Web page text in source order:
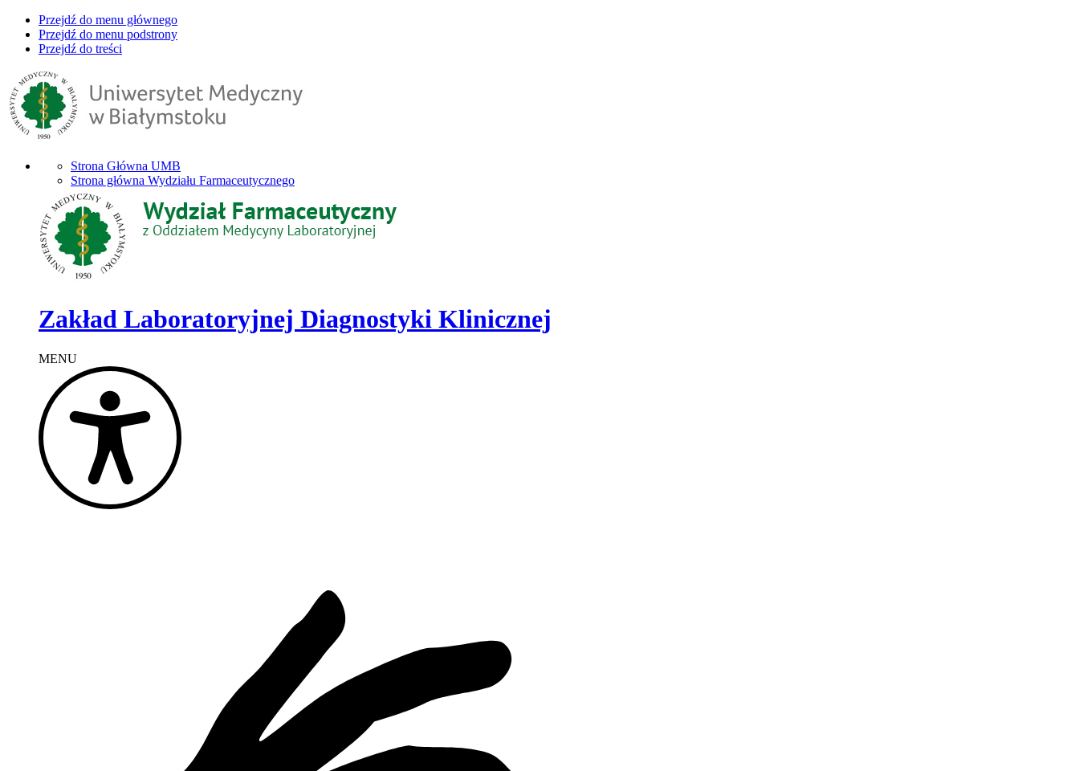
Przejdź do menu głównego
Przejdź do menu podstrony
Przejdź do treści
Strona Główna UMB
Strona główna Wydziału Farmaceutycznego
Zakład Laboratoryjnej Diagnostyki Klinicznej
MENU